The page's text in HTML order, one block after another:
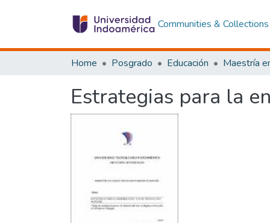
Communities & Collections
Home Posgrado Educación Maestría
Estrategias para la